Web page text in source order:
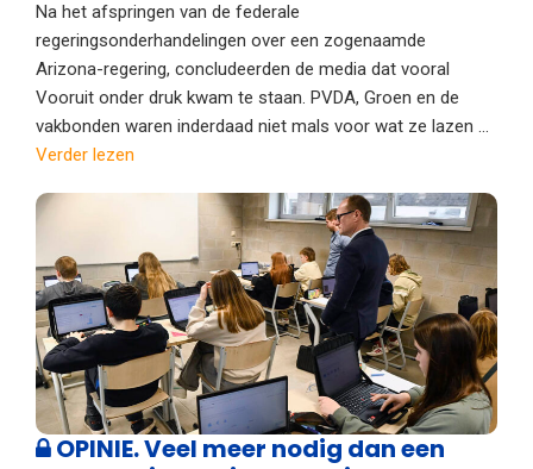
Na het afspringen van de federale
regeringsonderhandelingen over een zogenaamde
Arizona-regering, concludeerden de media dat vooral
Vooruit onder druk kwam te staan. PVDA, Groen en de
vakbonden waren inderdaad niet mals voor wat ze lazen ...
Verder lezen
OPINIE. Veel meer nodig dan een